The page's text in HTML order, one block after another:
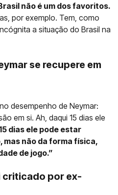
não é um dos favoritos.
por exemplo. Tem, como
a situação do Brasil na
se recupere em
desempenho de Neymar:
em si. Ah, daqui 15 dias ele
dias ele pode estar
não da forma física,
de jogo.”
criticado por ex-